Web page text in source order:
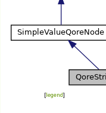
[legend]